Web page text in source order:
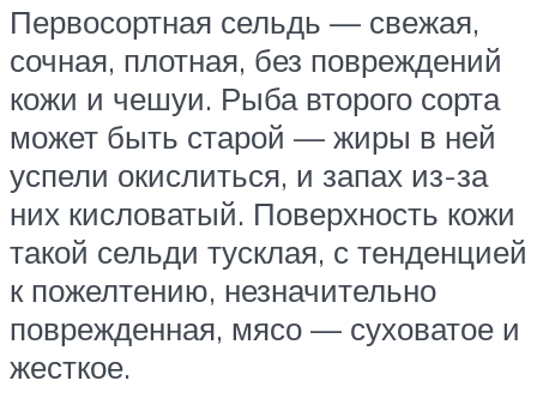
Первосортная сельдь — свежая,
сочная, плотная, без повреждений
кожи и чешуи. Рыба второго сорта
может быть старой — жиры в ней
успели окислиться, и запах из-за
них кисловатый. Поверхность кожи
такой сельди тусклая, с тенденцией
к пожелтению, незначительно
поврежденная, мясо — суховатое и
жесткое.